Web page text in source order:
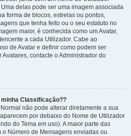
delas pode ser uma imagem associada
forma de blocos, estrelas ou pontos,
que tenha feito ou o seu estatuto no
maior, é conhecida como um Avatar,
a cada Utilizador. Cabe ao
de Avatar e definir como podem ser
contacte o Administrador do
Classificação??
não pode alterar diretamente a sua
por debaixo do Nome de Utilizador
do Tema em uso). A maior parte das
Número de Mensagens enviadas ou